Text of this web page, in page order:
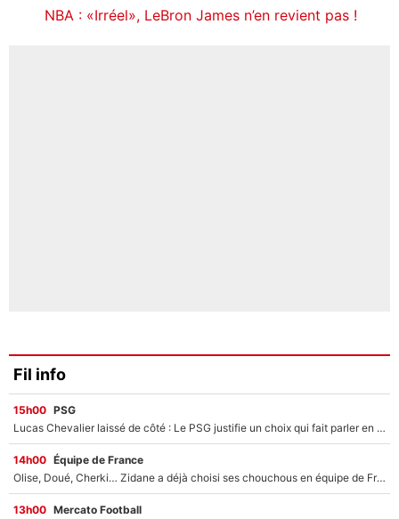
NBA : «Irréel», LeBron James n’en revient pas !
Fil info
15h00 PSG
Lucas Chevalier laissé de côté : Le PSG justifie un choix qui fait parler en plein mercato
14h00 Équipe de France
Olise, Doué, Cherki… Zidane a déjà choisi ses chouchous en équipe de France ? L’IA annonce des surprises sans Kylian Mbappé !
13h00 Mercato Football